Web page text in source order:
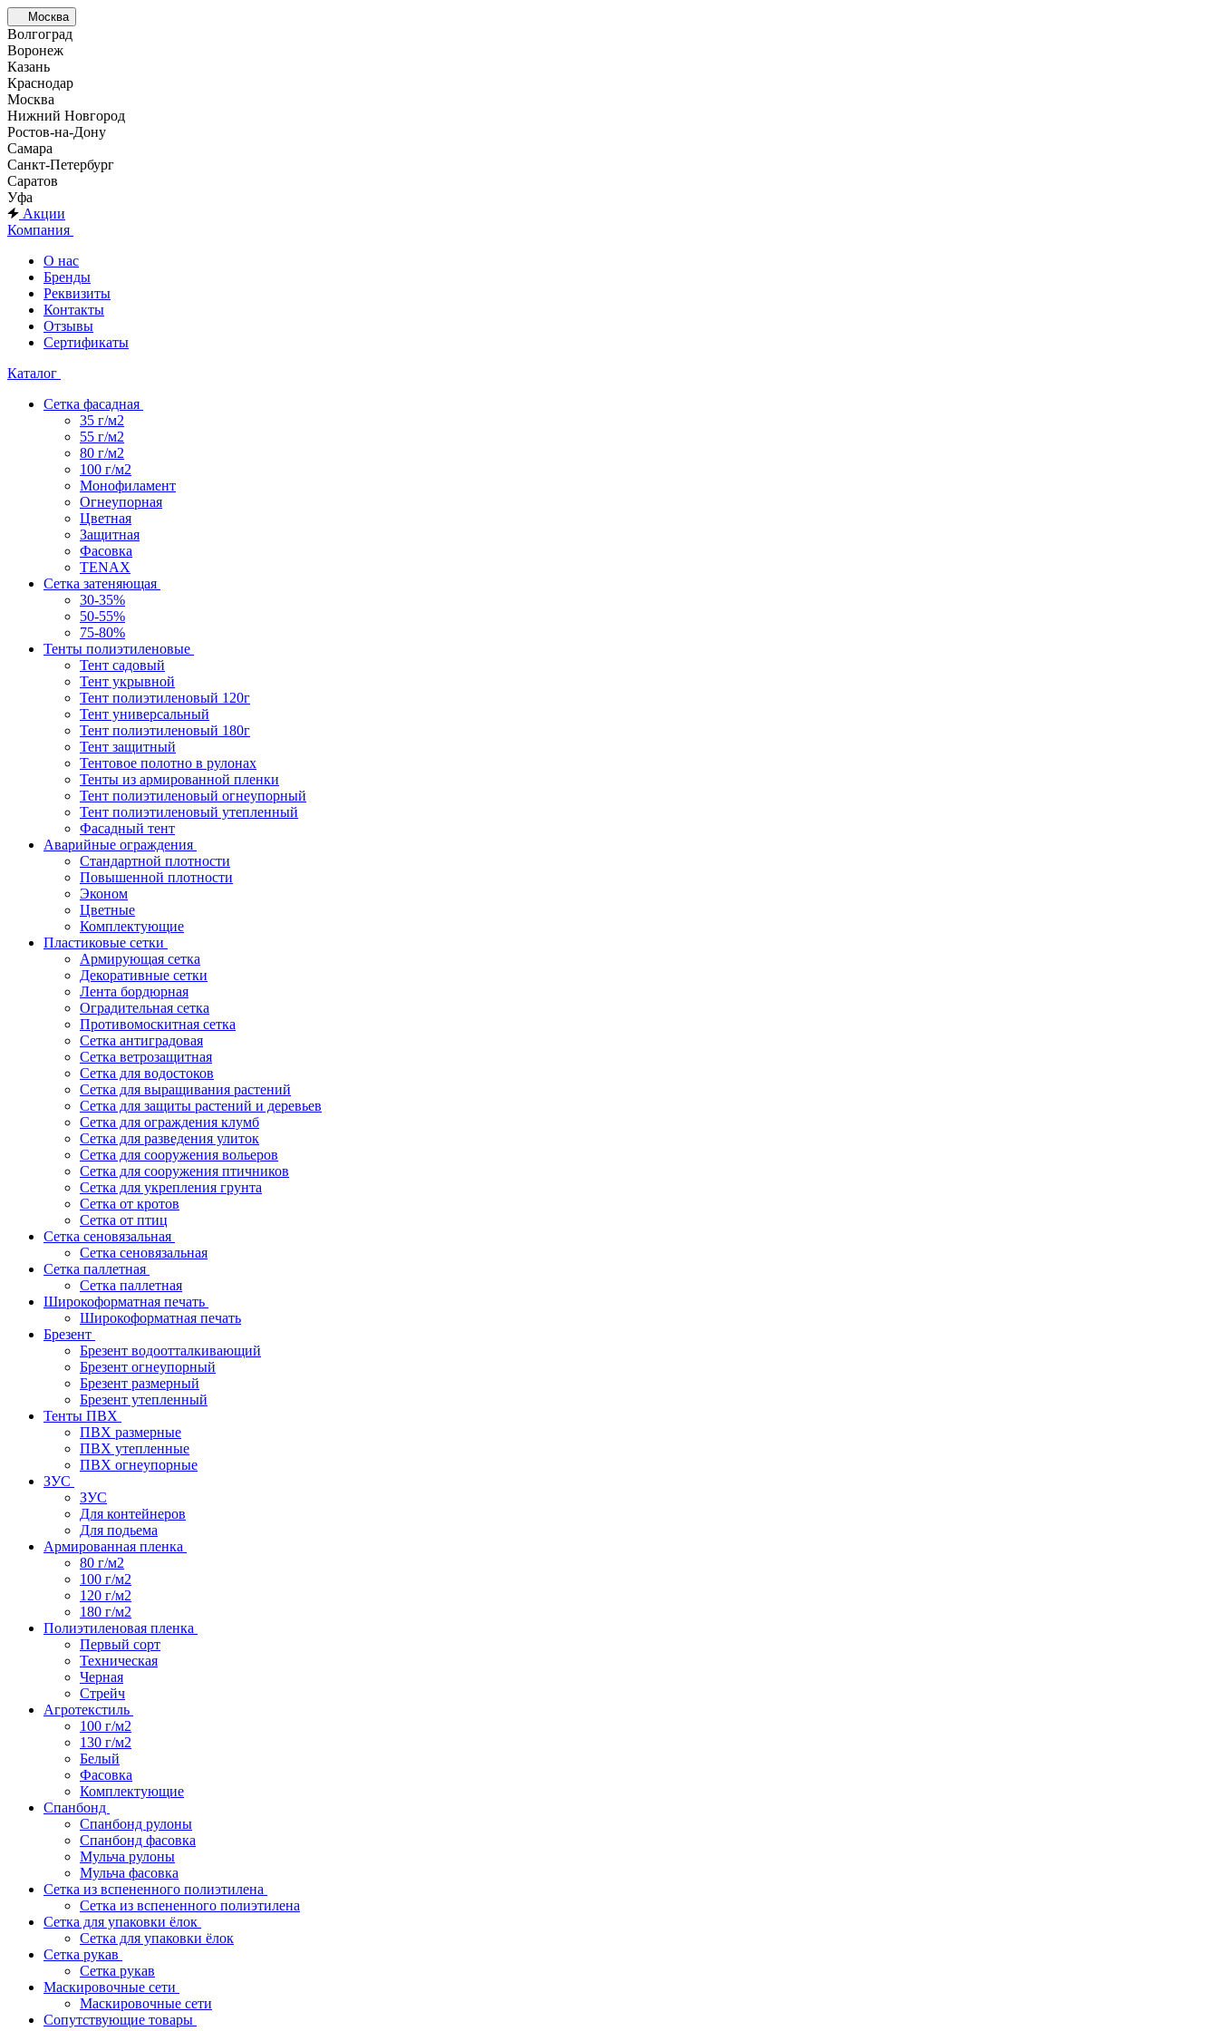
Москва
Волгоград
Воронеж
Казань
Краснодар
Москва
Нижний Новгород
Ростов-на-Дону
Самара
Санкт-Петербург
Саратов
Уфа
Акции
Компания
О нас
Бренды
Реквизиты
Контакты
Отзывы
Сертификаты
Каталог
Сетка фасадная
35 г/м2
55 г/м2
80 г/м2
100 г/м2
Монофиламент
Огнеупорная
Цветная
Защитная
Фасовка
TENAX
Сетка затеняющая
30-35%
50-55%
75-80%
Тенты полиэтиленовые
Тент садовый
Тент укрывной
Тент полиэтиленовый 120г
Тент универсальный
Тент полиэтиленовый 180г
Тент защитный
Тентовое полотно в рулонах
Тенты из армированной пленки
Тент полиэтиленовый огнеупорный
Тент полиэтиленовый утепленный
Фасадный тент
Аварийные ограждения
Стандартной плотности
Повышенной плотности
Эконом
Цветные
Комплектующие
Пластиковые сетки
Армирующая сетка
Декоративные сетки
Лента бордюрная
Оградительная сетка
Противомоскитная сетка
Сетка антиградовая
Сетка ветрозащитная
Сетка для водостоков
Сетка для выращивания растений
Сетка для защиты растений и деревьев
Сетка для ограждения клумб
Сетка для разведения улиток
Сетка для сооружения вольеров
Сетка для сооружения птичников
Сетка для укрепления грунта
Сетка от кротов
Сетка от птиц
Сетка сеновязальная
Сетка сеновязальная
Сетка паллетная
Сетка паллетная
Широкоформатная печать
Широкоформатная печать
Брезент
Брезент водоотталкивающий
Брезент огнеупорный
Брезент размерный
Брезент утепленный
Тенты ПВХ
ПВХ размерные
ПВХ утепленные
ПВХ огнеупорные
ЗУС
ЗУС
Для контейнеров
Для подьема
Армированная пленка
80 г/м2
100 г/м2
120 г/м2
180 г/м2
Полиэтиленовая пленка
Первый сорт
Техническая
Черная
Стрейч
Агротекстиль
100 г/м2
130 г/м2
Белый
Фасовка
Комплектующие
Спанбонд
Спанбонд рулоны
Спанбонд фасовка
Мульча рулоны
Мульча фасовка
Сетка из вспененного полиэтилена
Сетка из вспененного полиэтилена
Сетка для упаковки ёлок
Сетка для упаковки ёлок
Сетка рукав
Сетка рукав
Маскировочные сети
Маскировочные сети
Сопутствующие товары